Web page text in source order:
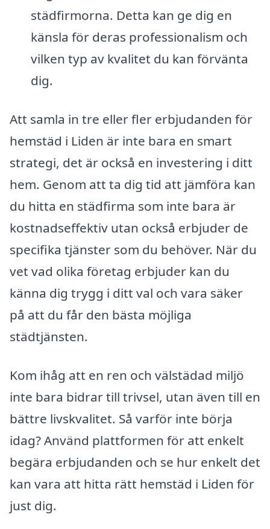
städfirmorna. Detta kan ge dig en
känsla för deras professionalism och
vilken typ av kvalitet du kan förvänta
dig.
Att samla in tre eller fler erbjudanden för
hemstäd i Liden är inte bara en smart
strategi, det är också en investering i ditt
hem. Genom att ta dig tid att jämföra kan
du hitta en städfirma som inte bara är
kostnadseffektiv utan också erbjuder de
specifika tjänster som du behöver. När du
vet vad olika företag erbjuder kan du
känna dig trygg i ditt val och vara säker
på att du får den bästa möjliga
städtjänsten.
Kom ihåg att en ren och välstädad miljö
inte bara bidrar till trivsel, utan även till en
bättre livskvalitet. Så varför inte börja
idag? Använd plattformen för att enkelt
begära erbjudanden och se hur enkelt det
kan vara att hitta rätt hemstäd i Liden för
just dig.